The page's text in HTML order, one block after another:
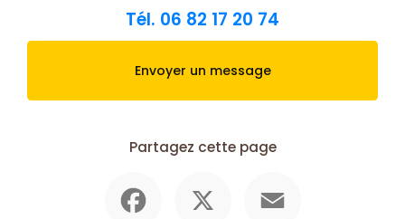
Tél. 06 82 17 20 74
Envoyer un message
Partagez cette page